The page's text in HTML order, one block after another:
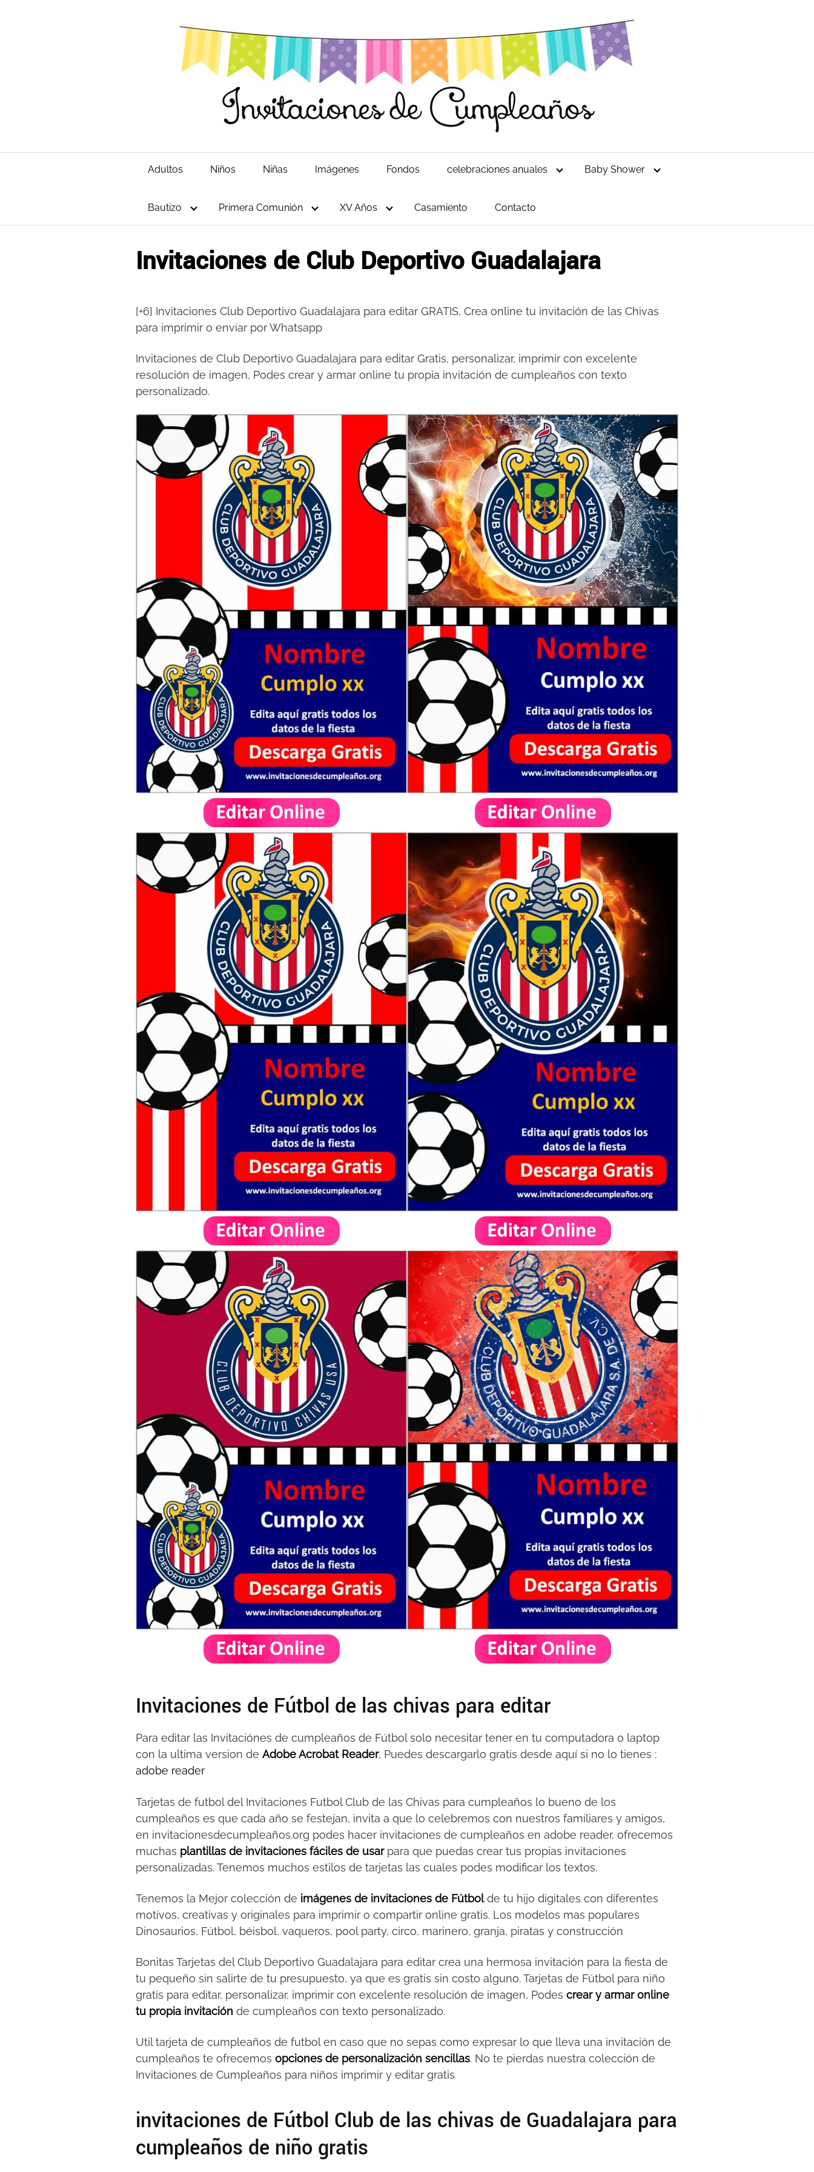
Adultos Niños Niñas Imágenes Fondos celebraciones anuales Baby Shower
Bautizo Primera Comunión XV Años Casamiento Contacto
Invitaciones de Club Deportivo Guadalajara
[+6] Invitaciones Club Deportivo Guadalajara para editar GRATIS, Crea online tu invitación de las Chivas
para imprimir o enviar por Whatsapp
Invitaciones de Club Deportivo Guadalajara para editar Gratis, personalizar, imprimir con excelente
resolución de imagen, Podes crear y armar online tu propia invitación de cumpleaños con texto
personalizado.
Invitaciones de Fútbol de las chivas para editar
Para editar las Invitaciónes de cumpleaños de Fútbol solo necesitar tener en tu computadora o laptop
con la ultima version de Adobe Acrobat Reader, Puedes descargarlo gratis desde aquí si no lo tienes :
adobe reader
Tarjetas de futbol del Invitaciones Futbol Club de las Chivas para cumpleaños lo bueno de los
cumpleaños es que cada año se festejan, invita a que lo celebremos con nuestros familiares y amigos,
en invitacionesdecumpleaños.org podes hacer invitaciones de cumpleaños en adobe reader, ofrecemos
muchas plantillas de invitaciones fáciles de usarpara que puedas crear tus propias invitaciones
personalizadas. Tenemos muchos estilos de tarjetas las cuales podes modificar los textos.
Tenemos la Mejor colección de imágenes de invitaciones de Fútbolde tu hijo digitales con diferentes
motivos, creativas y originales para imprimir o compartir online gratis. Los modelos mas populares
Dinosaurios, Fútbol, béisbol, vaqueros, pool party, circo, marinero, granja, piratas y construcción
Bonitas Tarjetas del Club Deportivo Guadalajara para editar crea una hermosa invitación para la fiesta de
tu pequeño sin salirte de tu presupuesto, ya que es gratis sin costo alguno. Tarjetas de Fútbol para niño
gratis para editar, personalizar, imprimir con excelente resolución de imagen, Podes crear y armar online
tu propia invitación de cumpleaños con texto personalizado.
Util tarjeta de cumpleaños de futbol en caso que no sepas como expresar lo que lleva una invitación de
cumpleaños te ofrecemos opciones de personalización sencillas. No te pierdas nuestra colección de
Invitaciones de Cumpleaños para niños imprimir y editar gratis
invitaciones de Fútbol Club de las chivas de Guadalajara para
cumpleaños de niño gratis